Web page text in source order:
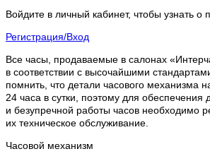
Войдите в личный кабинет, чтобы узнать о
Регистрация/Вход
Все часы, продаваемые в салонах
в соответствии с высочайшими
помнить, что детали часового механизма
24 часа в сутки, поэтому для обеспечения
и безупречной работы часов необходимо
их техническое обслуживание.
Часовой механизм